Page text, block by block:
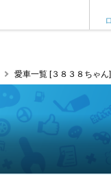
愛車一覧 [３８３８ちゃん]